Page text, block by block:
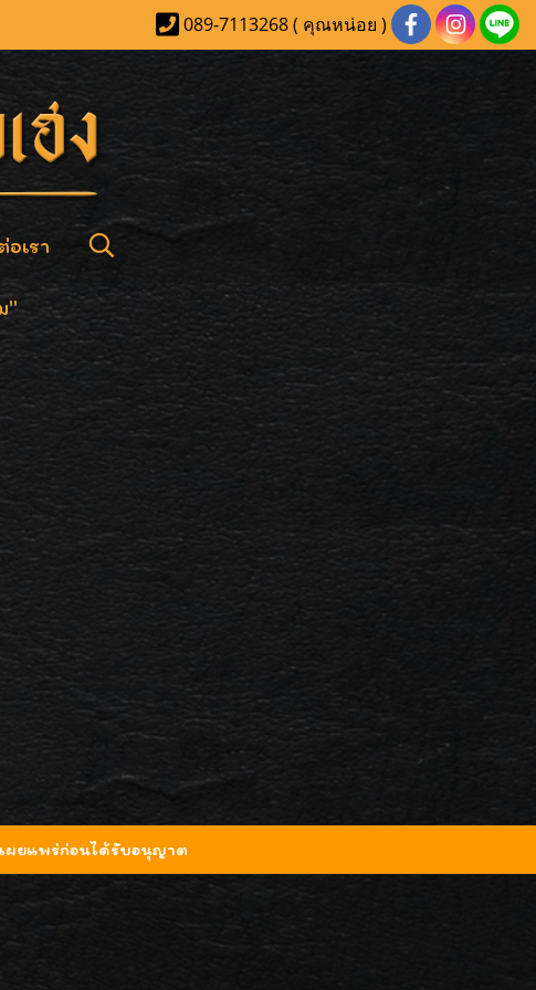
089-7113268 ( คุณหน่อย )
เรา
"
เผยแพร่ก่อนได้รับอนุญาต